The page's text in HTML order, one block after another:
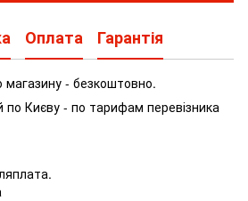
Оплата Гарантія
магазину - безкоштовно.
Києву - по тарифам перевізника